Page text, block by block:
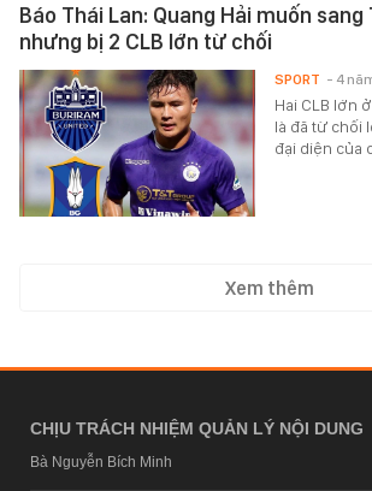
Báo Thái Lan: Quang Hải muốn sang
nhưng bị 2 CLB lớn từ chối
Hai CLB lớn
là đã từ chối
đại diện của
SPORT - 4
Xem thêm
CHỊU TRÁCH NHIỆM QUẢN LÝ NỘI DUNG
Bà Nguyễn Bích Minh